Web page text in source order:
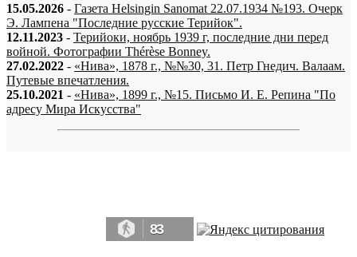
15.05.2026 - Газета Helsingin Sanomat 22.07.1934 №193. Очерк
Э. Лампена "Последние русские Терийок".
12.11.2023 - Терийоки, ноябрь 1939 г, последние дни перед
войной. Фотографии Thérèse Bonney.
27.02.2022 - «Нива», 1878 г., №№30, 31. Петр Гнедич. Валаам.
Путевые впечатления.
25.10.2021 - «Нива», 1899 г., №15. Письмо И. Е. Репина "По
адресу Мира Искусства"
83